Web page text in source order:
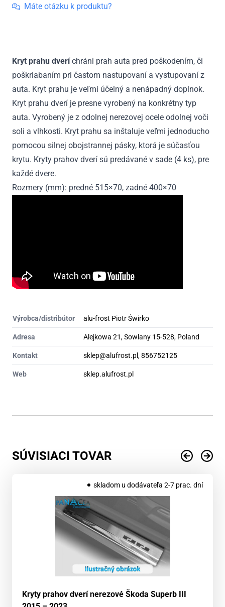
Hyundai
Máte otázku k produktu?
Kryt prahu dveríchráni prah auta pred poškodením, či
poškriabaním pri častom nastupovaní a vystupovaní z
auta. Kryt prahu je veľmi účelný a nenápadný doplnok.
Kryt prahu dverí je presne vyrobený na konkrétny typ
auta. Vyrobený je z odolnej nerezovej ocele odolnej voči
soli a vlhkosti. Kryt prahu sa inštaluje veľmi jednoducho
pomocou silnej obojstrannej pásky, ktorá je súčasťou
krytu. Kryty prahov dverí sú predávané v sade (4 ks), pre
každé dvere.
Rozmery (mm): predné 515×70, zadné 400×70
Výrobca/distribútor alu-frost Piotr Świrko
Adresa Alejkowa 21, Sowlany 15-528, Poland
Kontakt sklep@alufrost.pl, 856752125
Web sklep.alufrost.pl
SÚVISIACI TOVAR
skladom u dodávateľa 2-7 prac. dní
Kryty prahov dverí nerezové Škoda Superb III